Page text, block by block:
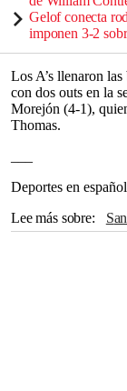
Gelof conecta
imponen 3-2
Los A’s llenaron
con dos outs en la
Morejón (4-1),
Thomas.
Deportes en
Lee más sobre